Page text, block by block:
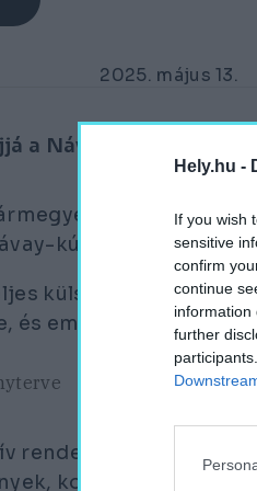
Hely.hu -
If you wish
sensitive
confirm
continue
information
further
2025. május 13.
a Návay-kúria.
500 fős
kúriát.
külső és belső
és emellett
rendezvényteret
konferenciák és